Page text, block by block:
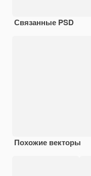
Связанные PSD
Похожие векторы